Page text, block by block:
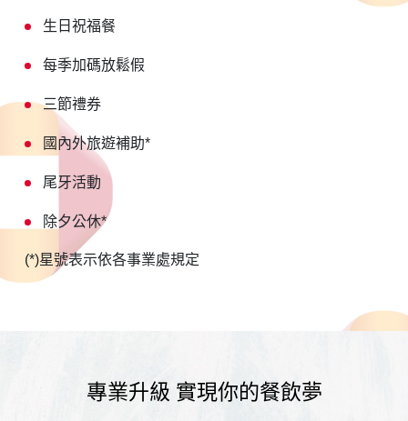
生日祝福餐
每季加碼放鬆假
三節禮券
國內外旅遊補助*
尾牙活動
除夕公休*
(*)星號表示依各事業處規定
專業升級 實現你的餐飲夢